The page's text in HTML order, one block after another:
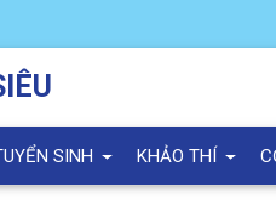
SINH KHẢO THÍ